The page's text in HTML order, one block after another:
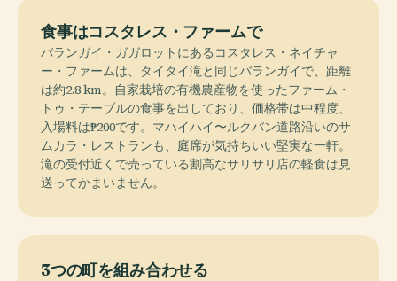
食事はコスタレス・ファームで
バランガイ・ガガロットにあるコスタレス・ネイチャ
ー・ファームは、タイタイ滝と同じバランガイで、距離
は約2.8 km。自家栽培の有機農産物を使ったファーム・
トゥ・テーブルの食事を出しており、価格帯は中程度、
入場料は₱200です。マハイハイ〜ルクバン道路沿いのサ
ムカラ・レストランも、庭席が気持ちいい堅実な一軒。
滝の受付近くで売っている割高なサリサリ店の軽食は見
送ってかまいません。
3つの町を組み合わせる